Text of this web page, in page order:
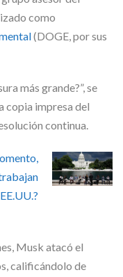
como
(DOGE, por sus
más grande?”, se
copia impresa del
continua.
Musk atacó el
calificándolo de